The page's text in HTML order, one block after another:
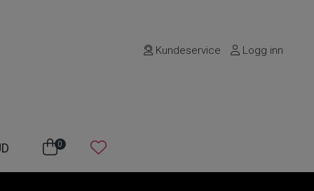
Kundeservice Logg inn
0